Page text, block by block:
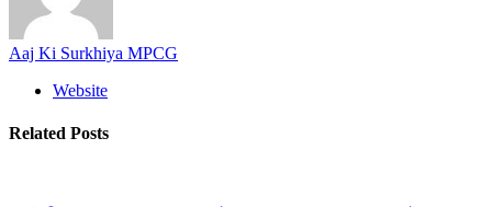
Aaj Ki Surkhiya MPCG
Website
Related Posts